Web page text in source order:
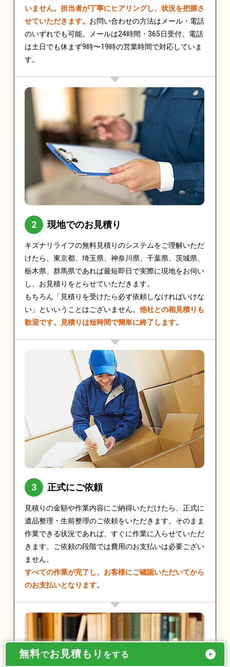
いません。担当者が丁寧にヒアリングし、状況を把握さ
せていただきます。 お問い合わせの方法はメール・電話
のいずれでも可能。メールは24時間・365日受付、電話
は土日でも休まず9時〜19時の営業時間で対応していま
す。
現地でのお見積り
キズナリライフの無料見積りのシステムをご理解いただ
けたら、東京都、埼玉県、神奈川県、千葉県、茨城県、
栃木県、群馬県であれば最短即日で実際に現地をお伺い
し、お見積りをとらせていただきます。
もちろん「見積りを受けたら必ず依頼しなければいけな
い」といいうことはございません。 他社との相見積りも
歓迎です。見積りは短時間で簡単に終了します。
正式にご依頼
見積りの金額や作業内容にご納得いただけたら、正式に
遺品整理・生前整理のご依頼をいただきます。そのまま
作業できる状況であれば、すぐに作業に入らせていただ
きます。ご依頼の段階では費用のお支払いは必要ござい
ません。
すべての作業が完了し、お客様にご確認いただいてから
のお支払いとなります。
無料でお見積もり をする